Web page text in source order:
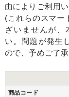
由によりご利用
(これらのスマー
ざいませんが、
い。問題が発生
ので、予めご了承
商品コード